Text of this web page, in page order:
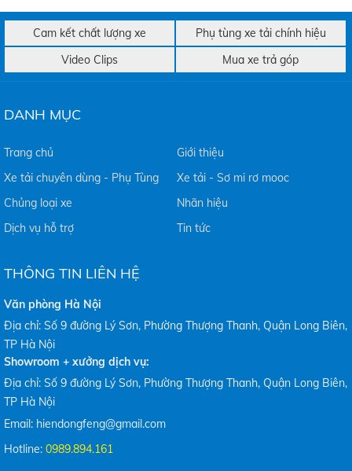
Cam kết chất lượng xe
Phụ tùng xe tải chính hiệu
Video Clips
Mua xe trả góp
DANH MỤC
Trang chủ
Giới thiệu
Xe tải chuyên dùng - Phụ Tùng
Xe tải - Sơ mi rơ mooc
Chủng loại xe
Nhãn hiệu
Dịch vụ hỗ trợ
Tin tức
THÔNG TIN LIÊN HỆ
Văn phòng Hà Nội
Địa chỉ: Số 9 đường Lý Sơn, Phường Thượng Thanh, Quận Long Biên,
TP Hà Nội
Showroom + xưởng dịch vụ:
Địa chỉ: Số 9 đường Lý Sơn, Phường Thượng Thanh, Quận Long Biên,
TP Hà Nội
Email: hiendongfeng@gmail.com
Hotline: 0989.894.161